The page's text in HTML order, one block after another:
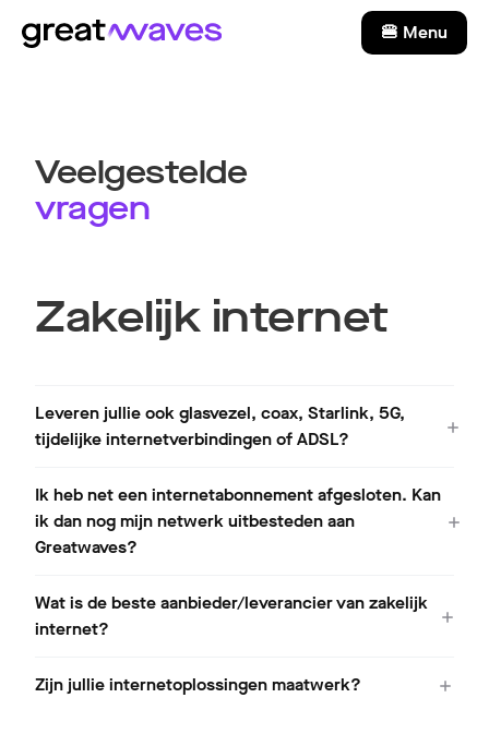
🍔 Menu
Veelgestelde
vragen
Zakelijk internet
Leveren jullie ook glasvezel, coax, Starlink, 5G,
tijdelijke internetverbindingen of ADSL?
Ik heb net een internetabonnement afgesloten. Kan
ik dan nog mijn netwerk uitbesteden aan
Greatwaves?
Wat is de beste aanbieder/leverancier van zakelijk
internet?
Zijn jullie internetoplossingen maatwerk?